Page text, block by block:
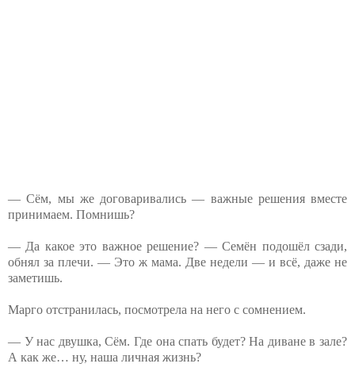
— Сём, мы же договаривались — важные решения вместе
принимаем. Помнишь?
— Да какое это важное решение? — Семён подошёл сзади,
обнял за плечи. — Это ж мама. Две недели — и всё, даже не
заметишь.
Марго отстранилась, посмотрела на него с сомнением.
— У нас двушка, Сём. Где она спать будет? На диване в зале?
А как же… ну, наша личная жизнь?